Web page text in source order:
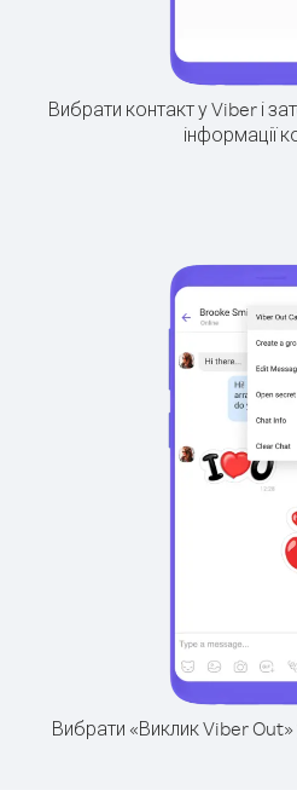
Вибрати контакт у Viber і
інформації
Вибрати «Виклик Viber